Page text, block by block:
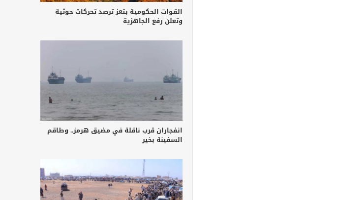
القوات الحكومية بتعز ترصد تحركات حوثية
وتعلن رفع الجاهزية
انفجاران قرب ناقلة في مضيق هرمز.. وطاقم
السفينة بخير